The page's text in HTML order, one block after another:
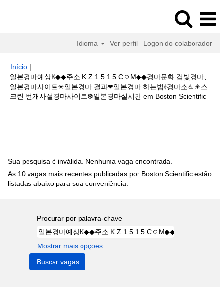
Idioma Ver perfil Logon do colaborador
Início |
일본경마예상K◆◆주소:K Z 1 5 1 5.CㅇM◆◆경마문화 검빛경마、
일본경마사이트☀일본경마 결과❤일본경마 하는법࿈경마소식☀스
크린 번개사설경마사이트❆일본경마실시간 em Boston Scientific
Sua pesquisa é inválida. Nenhuma vaga encontrada.
As 10 vagas mais recentes publicadas por Boston Scientific estão
listadas abaixo para sua conveniência.
Procurar por palavra-chave
Mostrar mais opções